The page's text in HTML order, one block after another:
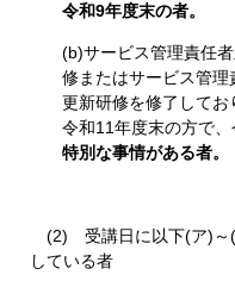
令和9年度末の者。
(b)サービス管理責任
修またはサービス管
更新研修を修了してお
令和11年度末の方で
特別な事情がある者。
(2) 受講日に以下(ア)～(
している者